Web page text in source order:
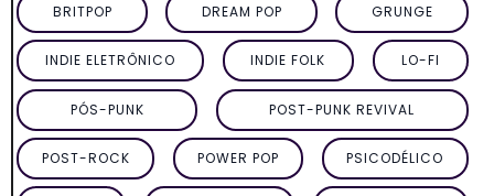
BRITPOP DREAM POP GRUNGE
INDIE ELETRÔNICO INDIE FOLK LO-FI
PÓS-PUNK POST-PUNK REVIVAL
POST-ROCK POWER POP PSICODÉLICO